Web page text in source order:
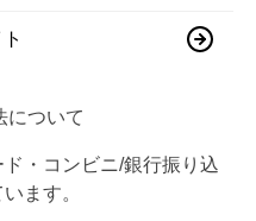
について
・コンビニ/銀行振り込
ます。